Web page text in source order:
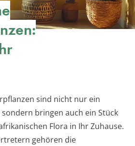
sind nicht nur ein
bringen auch ein Stück
Flora in Ihr Zuhause.
gehören die